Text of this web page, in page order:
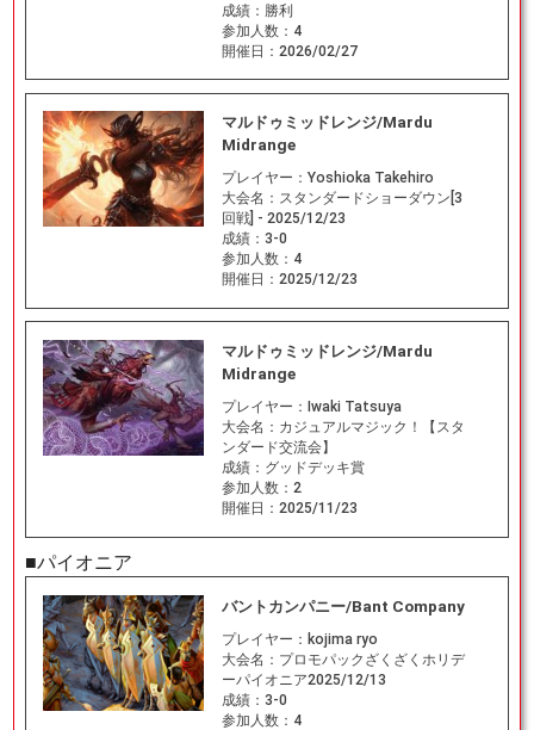
成績： 勝利
参加人数： 4
開催日： 2026/02/27
マルドゥミッドレンジ/Mardu
Midrange
プレイヤー： Yoshioka Takehiro
大会名： スタンダードショーダウン[3
回戦] - 2025/12/23
成績： 3-0
参加人数： 4
開催日： 2025/12/23
マルドゥミッドレンジ/Mardu
Midrange
プレイヤー： Iwaki Tatsuya
大会名： カジュアルマジック！【スタ
ンダード交流会】
成績： グッドデッキ賞
参加人数： 2
開催日： 2025/11/23
■パイオニア
バントカンパニー/Bant Company
プレイヤー： kojima ryo
大会名： プロモパックざくざくホリデ
ーパイオニア2025/12/13
成績： 3-0
参加人数： 4